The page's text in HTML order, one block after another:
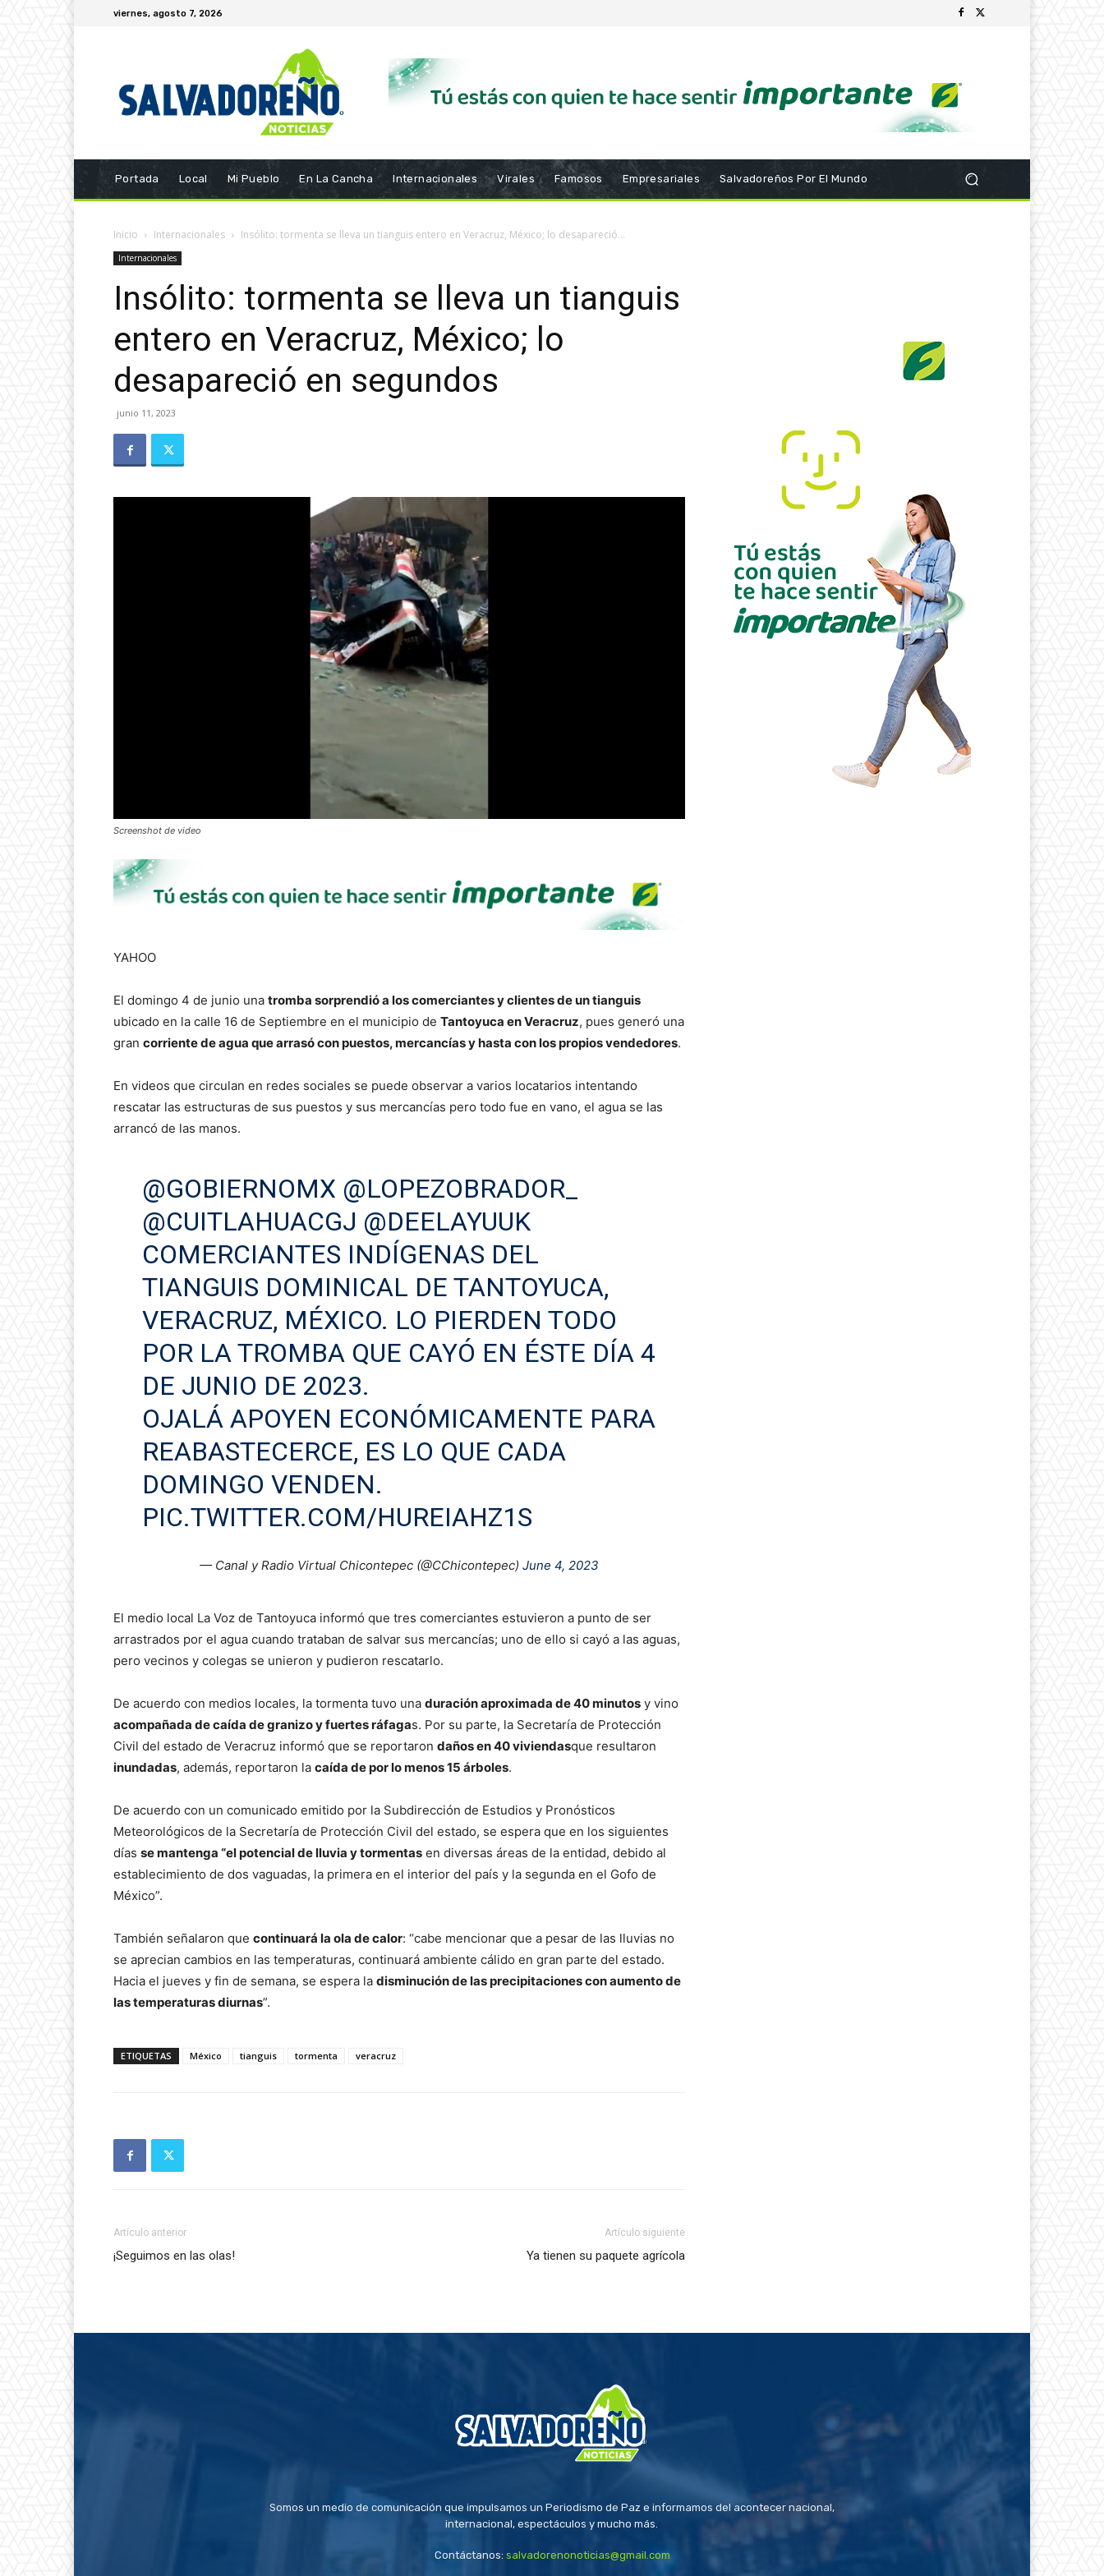
viernes, agosto 7, 2026
Portada Local Mi Pueblo En La Cancha Internacionales Virales Famosos Empresariales Salvadoreños Por El Mundo
Inicio Internacionales Insólito: tormenta se lleva un tianguis entero en Veracruz, México; lo desapareció...
Internacionales
Insólito: tormenta se lleva un tianguis
entero en Veracruz, México; lo
desapareció en segundos
junio 11, 2023
Screenshot de video
YAHOO
El domingo 4 de junio una tromba sorprendió a los comerciantes y clientes de un tianguis
ubicado en la calle 16 de Septiembre en el municipio de Tantoyuca en Veracruz, pues generó una
gran corriente de agua que arrasó con puestos, mercancías y hasta con los propios vendedores.
En videos que circulan en redes sociales se puede observar a varios locatarios intentando
rescatar las estructuras de sus puestos y sus mercancías pero todo fue en vano, el agua se las
arrancó de las manos.
@GOBIERNOMX @LOPEZOBRADOR_
@CUITLAHUACGJ @DEELAYUUK
COMERCIANTES INDÍGENAS DEL
TIANGUIS DOMINICAL DE TANTOYUCA,
VERACRUZ, MÉXICO. LO PIERDEN TODO
POR LA TROMBA QUE CAYÓ EN ÉSTE DÍA 4
DE JUNIO DE 2023.
OJALÁ APOYEN ECONÓMICAMENTE PARA
REABASTECERCE, ES LO QUE CADA
DOMINGO VENDEN.
PIC.TWITTER.COM/HUREIAHZ1S
— Canal y Radio Virtual Chicontepec (@CChicontepec) June 4, 2023
El medio local La Voz de Tantoyuca informó que tres comerciantes estuvieron a punto de ser
arrastrados por el agua cuando trataban de salvar sus mercancías; uno de ello si cayó a las aguas,
pero vecinos y colegas se unieron y pudieron rescatarlo.
De acuerdo con medios locales, la tormenta tuvo una duración aproximada de 40 minutos y vino
acompañada de caída de granizo y fuertes ráfagas. Por su parte, la Secretaría de Protección
Civil del estado de Veracruz informó que se reportaron daños en 40 viviendasque resultaron
inundadas, además, reportaron la caída de por lo menos 15 árboles.
De acuerdo con un comunicado emitido por la Subdirección de Estudios y Pronósticos
Meteorológicos de la Secretaría de Protección Civil del estado, se espera que en los siguientes
días se mantenga “el potencial de lluvia y tormentas en diversas áreas de la entidad, debido al
establecimiento de dos vaguadas, la primera en el interior del país y la segunda en el Gofo de
México”.
También señalaron que continuará la ola de calor: “cabe mencionar que a pesar de las lluvias no
se aprecian cambios en las temperaturas, continuará ambiente cálido en gran parte del estado.
Hacia el jueves y fin de semana, se espera la disminución de las precipitaciones con aumento de
las temperaturas diurnas”.
ETIQUETAS México tianguis tormenta veracruz
Artículo anterior
¡Seguimos en las olas!
Artículo siguiente
Ya tienen su paquete agrícola
Somos un medio de comunicación que impulsamos un Periodismo de Paz e informamos del acontecer nacional,
internacional, espectáculos y mucho más.
Contáctanos: salvadorenonoticias@gmail.com